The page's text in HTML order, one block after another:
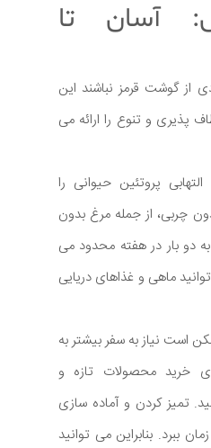
آسان تا
از گوشت قرمز نباشند این
پذیری و تنوع را ارائه می
پروتئین حیوانی را
چربی، از جمله مرغ بدون
دو بار در هفته محدود می
ماهی و غذاهای دریایی
است نیاز به سفر بیشتر به
خرید محصولات تازه و
تمیز کردن و آماده سازی
ببرد. بنابراین می توانید